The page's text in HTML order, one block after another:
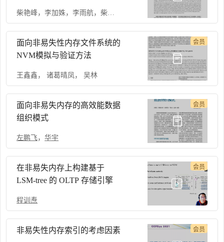
柴艳峰，李加姝，李雨航，柴云鹏 张睿，潘理虎
面向非易失性内存文件系统的
NVM模拟与验证方法
王鑫鑫 ， 诸葛晴凤 ， 吴林
会员
面向非易失内存的高效能数据
组织模式
左鹏飞，华宇
会员
在非易失内存上构建基于
LSM-tree 的 OLTP 存储引擎
程训焘
会员
非易失性内存索引的考虑因素 会员